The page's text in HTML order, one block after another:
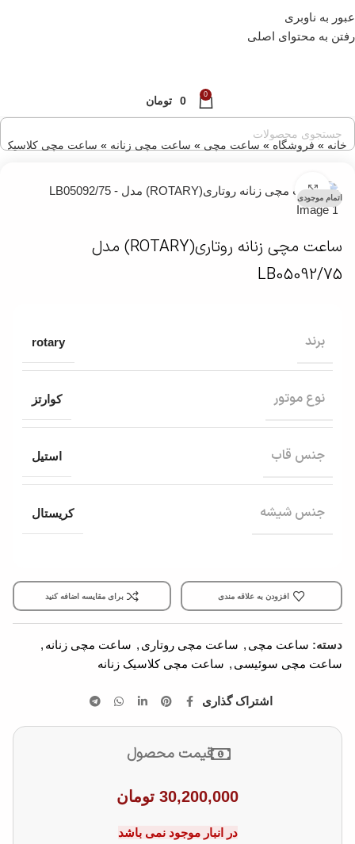
عبور به ناوبری
رفتن به محتوای اصلی
0
0 تومان
خانه » فروشگاه » ساعت مچی » ساعت مچی زنانه » ساعت مچی کلاسیک
اتمام موجودی
بزرگنمایی تصویر
ساعت مچی زنانه روتاری(ROTARY) مدل
LB05092/75
برند rotary
نوع موتور کوارتز
جنس قاب استیل
جنس شیشه کریستال
افزودن به علاقه مندی برای مقایسه اضافه کنید
دسته: ساعت مچی , ساعت مچی روتاری , ساعت مچی زنانه ,
ساعت مچی سوئیسی , ساعت مچی کلاسیک زنانه
اشتراک گذاری
قیمت محصول
30,200,000 تومان
در انبار موجود نمی باشد
قبل از ثبت سفارش ، موجودی محصول مورد نظر را از ما